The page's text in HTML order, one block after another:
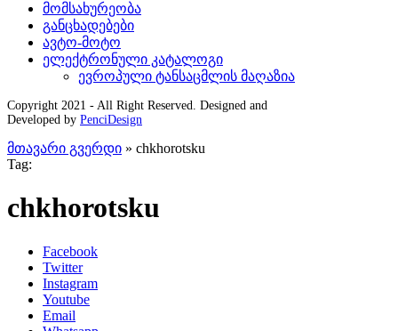
მომსახურეობა
განცხადებები
ავტო-მოტო
ელექტრონული კატალოგი
ევროპული ტანსაცმლის მაღაზია
Copyright 2021 - All Right Reserved. Designed and
Developed by PenciDesign
მთავარი გვერდი » chkhorotsku
Tag:
chkhorotsku
Facebook
Twitter
Instagram
Youtube
Email